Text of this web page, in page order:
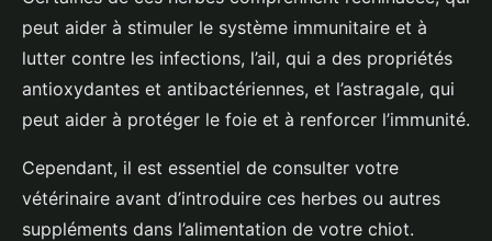
peut aider à stimuler le système immunitaire et à
lutter contre les infections, l’ail, qui a des propriétés
antioxydantes et antibactériennes, et l’astragale, qui
peut aider à protéger le foie et à renforcer l’immunité.
Cependant, il est essentiel de consulter votre
vétérinaire avant d’introduire ces herbes ou autres
suppléments dans l’alimentation de votre chiot.